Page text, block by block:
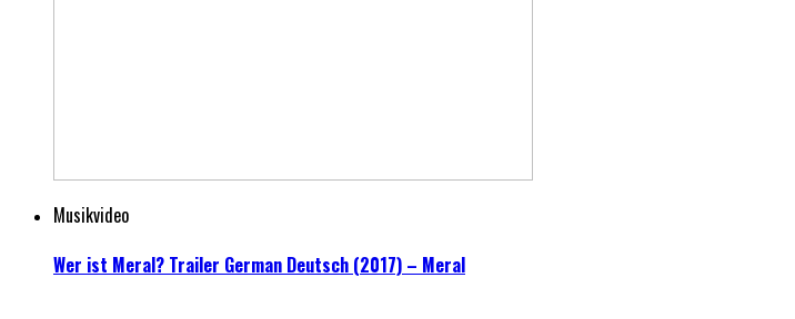
Musikvideo
Wer ist Meral? Trailer German Deutsch (2017) – Meral